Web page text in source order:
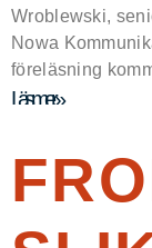
Wroblewski,
Nowa
föreläsning
Läs mer »